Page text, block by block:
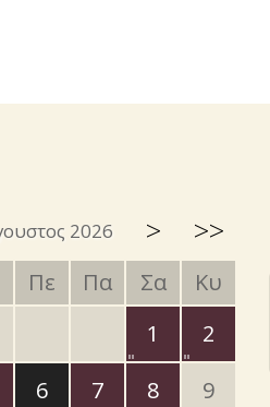
2026 > >>
Πε Πα Σα
Κυ
1
2
6 7 8
9